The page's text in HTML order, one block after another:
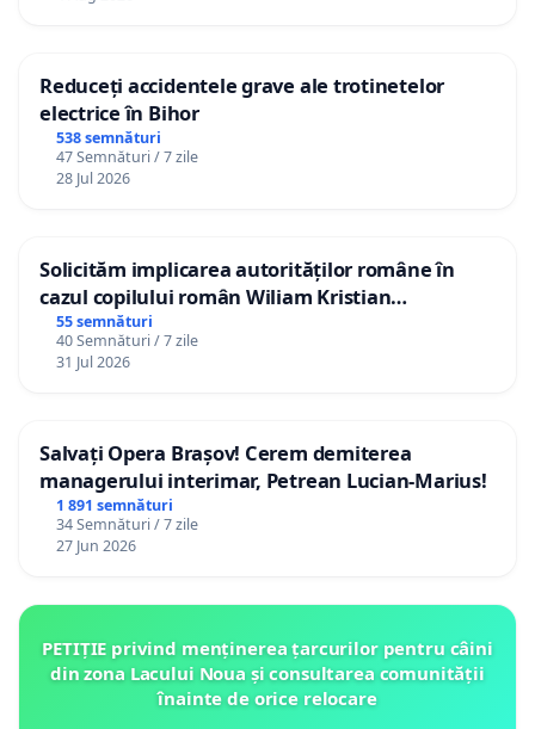
Reduceți accidentele grave ale trotinetelor
electrice în Bihor
538 semnături
47 Semnături / 7 zile
28 Jul 2026
Solicităm implicarea autorităților române în
cazul copilului român Wiliam Kristian
Gheorghe, aflat în plasament în Danemarca de
12 ani
55 semnături
40 Semnături / 7 zile
31 Jul 2026
Salvați Opera Brașov! Cerem demiterea
managerului interimar, Petrean Lucian-Marius!
1 891 semnături
34 Semnături / 7 zile
27 Jun 2026
PETIȚIE privind menținerea țarcurilor pentru câini
din zona Lacului Noua și consultarea comunității
înainte de orice relocare